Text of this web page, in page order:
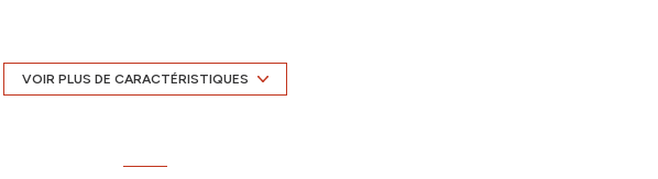
1 niveau(x)
VOIR PLUS DE CARACTÉRISTIQUES